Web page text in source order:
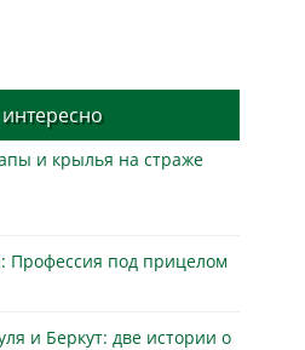
и крылья на страже
Профессия под прицелом
и Беркут: две истории о